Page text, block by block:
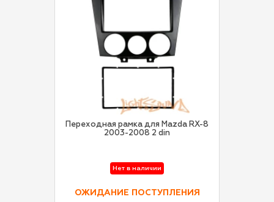
Переходная рамка для Mazda RX-8
2003-2008 2 din
Нет в наличии
ОЖИДАНИЕ ПОСТУПЛЕНИЯ